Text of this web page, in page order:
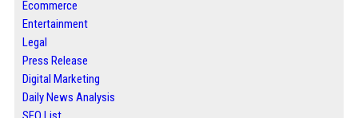
Ecommerce
Entertainment
Legal
Press Release
Digital Marketing
Daily News Analysis